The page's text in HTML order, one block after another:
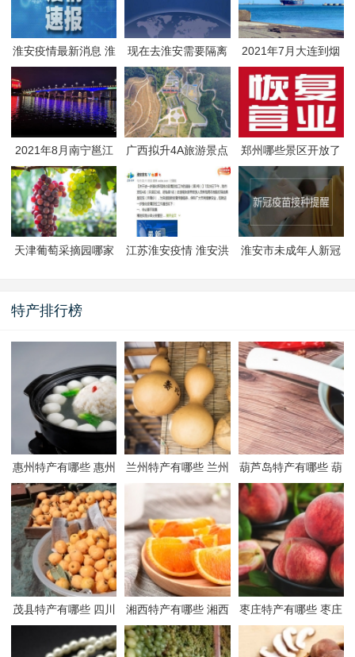
淮安疫情最新消息 淮
安疫情防控政策
现在去淮安需要隔离
吗 淮安最新隔离政策
2021年7月大连到烟
台航线因台风停航
2021年8月南宁邕江
夜游活动
广西拟升4A旅游景点
郑州哪些景区开放了
郑州景区什么时候恢
复开放
天津葡萄采摘园哪家
江苏淮安疫情 淮安洪
淮安市未成年人新冠
特产排行榜
惠州特产有哪些 惠州
有哪些特产
兰州特产有哪些 兰州
有哪些特产
葫芦岛特产有哪些 葫
芦岛有哪些特产
茂县特产有哪些 四川
茂县有哪些特产
湘西特产有哪些 湘西
有哪些特产
枣庄特产有哪些 枣庄
有哪些特产